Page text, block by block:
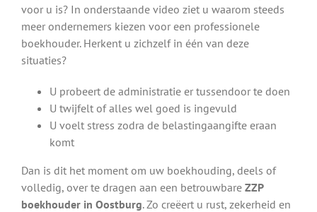
voor u is? In onderstaande video ziet u waarom steeds
meer ondernemers kiezen voor een professionele
boekhouder. Herkent u zichzelf in één van deze
situaties?
U probeert de administratie er tussendoor te doen
U twijfelt of alles wel goed is ingevuld
U voelt stress zodra de belastingaangifte eraan
komt
Dan is dit het moment om uw boekhouding, deels of
volledig, over te dragen aan een betrouwbare ZZP
boekhouder in Oostburg. Zo creëert u rust, zekerheid en